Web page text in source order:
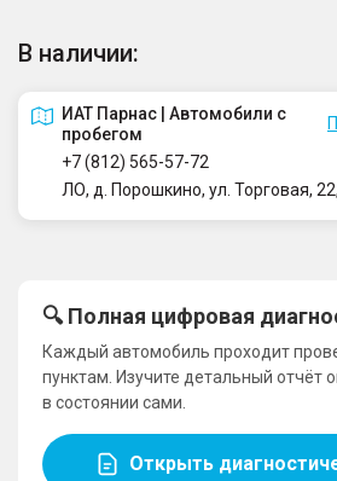
В наличии:
ИАТ Парнас | Автомобили с
пробегом
+7 (812) 565-57-72
ЛО, д. Порошкино, ул. Торговая,
🔍 Полная цифровая
Каждый автомобиль проходит
пунктам. Изучите детальный отчёт
в состоянии сами.
Открыть